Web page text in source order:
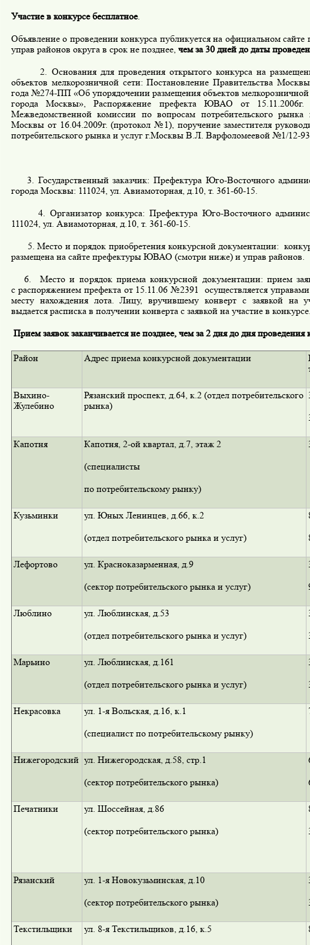
Участие в конкурсе бесплатное.
Объявление о проведении конкурса публикуется на официальном
управ районов округа в срок не позднее, чем за 30 дней до даты
2. Основания для проведения открытого конкурса на
объектов мелкорозничной сети: Постановление Правительства
года №274-ПП «Об упорядочении размещения объектов мелкорозничной
города Москвы», Распоряжение префекта ЮВАО от
Межведомственной комиссии по вопросам потребительского рынка
Москвы от 16.04.2009г. (протокол №1), поручение заместителя
потребительского рынка и услуг г.Москвы В.Л. Варфоломеевой №1/12-
3. Государственный заказчик: Префектура Юго-Восточного
города Москвы: 111024, ул. Авиамоторная, д.10, т. 361-60-15.
4. Организатор конкурса: Префектура Юго-Восточного
111024, ул. Авиамоторная, д.10, т. 361-60-15.
5. Место и порядок приобретения конкурсной документации:
размещена на сайте префектуры ЮВАО (смотри ниже) и управ районов.
6. Место и порядок приема конкурсной документации: прием
с распоряжением префекта от 15.11.06 №2391 осуществляется
месту нахождения лота. Лицу, вручившему конверт с заявкой на
выдается расписка в получении конверта с заявкой на участие в конкурсе.
Прием заявок заканчивается не позднее, чем за 2 дня до дня проведения
Район Адрес приема конкурсной документации
Выхино-
Жулебино
Рязанский проспект, д.64, к.2 (отдел потребительского
рынка)
Капотня
Капотня, 2-ой квартал, д.7, этаж 2
(специалисты
по потребительскому рынку)
Кузьминки
ул. Юных Ленинцев, д.66, к.2
(отдел потребительского рынка и услуг)
Лефортово
ул. Красноказарменная, д.9
(сектор потребительского рынка и услуг)
Люблино
ул. Люблинская, д.53
(отдел потребительского рынка и услуг)
Марьино
ул. Люблинская, д.161
(отдел потребительского рынка и услуг)
Некрасовка
ул. 1-я Вольская, д.16, к.1
(специалист по потребительскому рынку)
Нижегородский ул. Нижегородская, д.58, стр.1
(сектор потребительского рынка)
Печатники
ул. Шоссейная, д.86
(сектор потребительского рынка)
Рязанский
ул. 1-я Новокузьминская, д.10
(сектор потребительского рынка)
Текстильщики
ул. 8-я Текстильщиков, д.16, к.5